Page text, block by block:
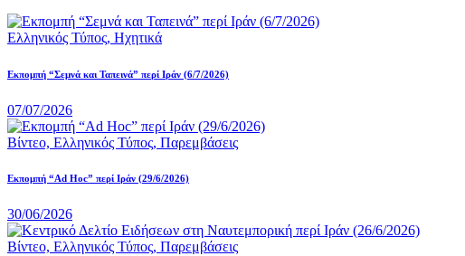
Ελληνικός Τύπος, Ηχητικά
Εκπομπή “Σεμνά και Ταπεινά” περί Ιράν (6/7/2026)
07/07/2026
Βίντεο, Ελληνικός Τύπος, Παρεμβάσεις
Εκπομπή “Ad Hoc” περί Iράν (29/6/2026)
30/06/2026
Βίντεο, Ελληνικός Τύπος, Παρεμβάσεις